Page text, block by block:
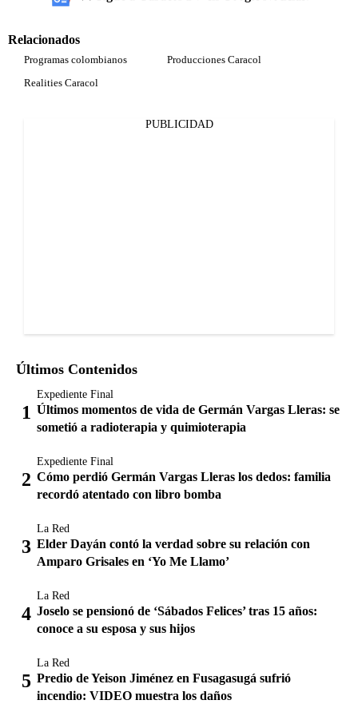
Relacionados
Programas colombianos
Producciones Caracol
Realities Caracol
PUBLICIDAD
Últimos Contenidos
Expediente Final
Últimos momentos de vida de Germán Vargas Lleras: se
sometió a radioterapia y quimioterapia
Expediente Final
Cómo perdió Germán Vargas Lleras los dedos: familia
recordó atentado con libro bomba
La Red
Elder Dayán contó la verdad sobre su relación con
Amparo Grisales en ‘Yo Me Llamo’
La Red
Joselo se pensionó de ‘Sábados Felices’ tras 15 años:
conoce a su esposa y sus hijos
La Red
Predio de Yeison Jiménez en Fusagasugá sufrió
incendio: VIDEO muestra los daños